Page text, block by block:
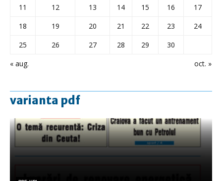
« aug. oct. »
11
12 13 14 15 16
17
18
19 20 21 22 23
24
25
26 27 28 29 30
varianta pdf